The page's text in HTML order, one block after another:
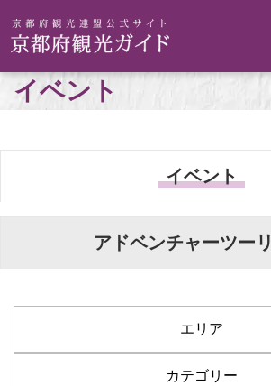
イベント
イベント
アドベンチャーツー
エリア
カテゴリー